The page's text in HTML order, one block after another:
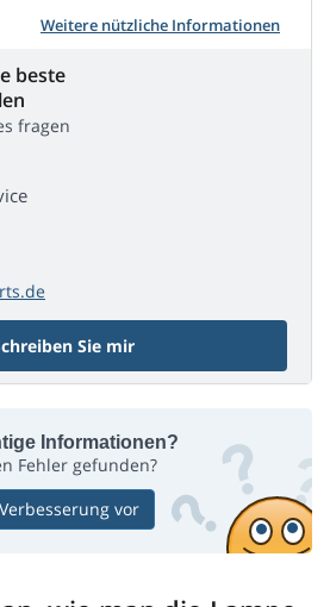
Weitere nützliche Informationen
beste
fragen
Sie mir
Informationen?
Fehler gefunden?
vor